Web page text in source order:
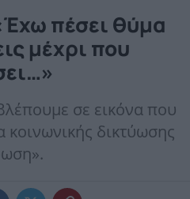
πέσει θύμα
μέχρι που
σε εικόνα που
κοινωνικής δικτύωσης